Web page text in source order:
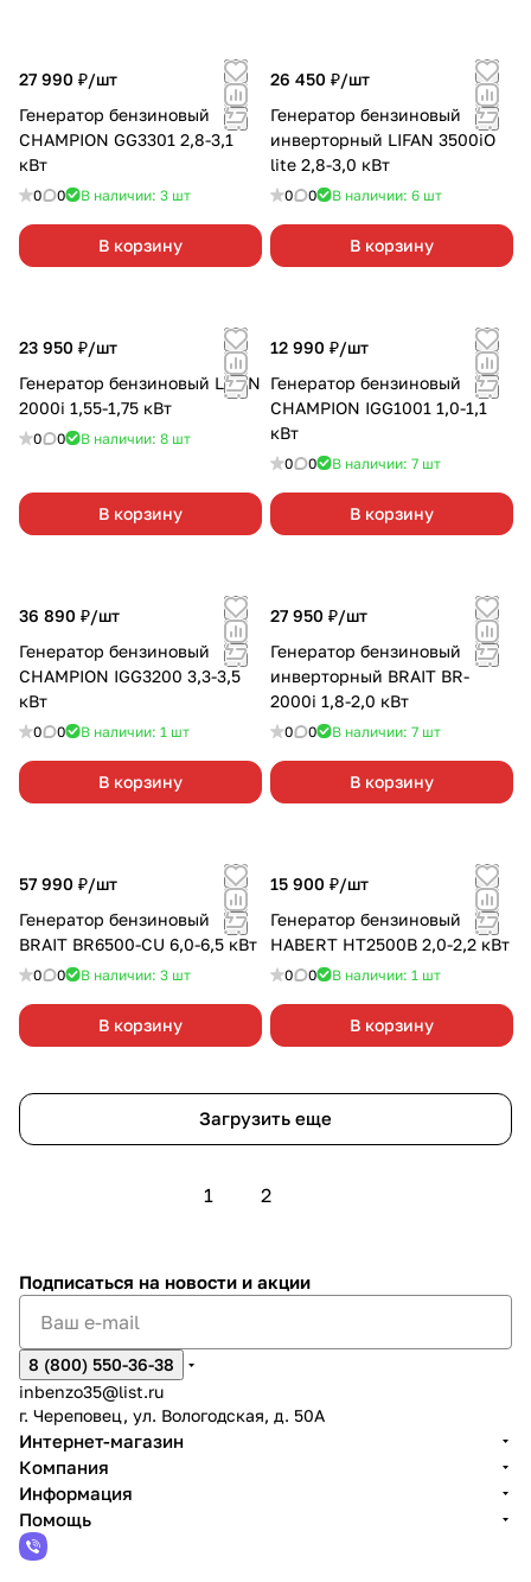
27 990 ₽/шт
Генератор бензиновый
CHAMPION GG3301 2,8-3,1
кВт
0 0 В наличии: 3 шт
В корзину
26 450 ₽/шт
Генератор бензиновый
инверторный LIFAN 3500iO
lite 2,8-3,0 кВт
0 0 В наличии: 6 шт
В корзину
23 950 ₽/шт
Генератор бензиновый LIFAN
2000i 1,55-1,75 кВт
0 0 В наличии: 8 шт
В корзину
12 990 ₽/шт
Генератор бензиновый
CHAMPION IGG1001 1,0-1,1
кВт
0 0 В наличии: 7 шт
В корзину
36 890 ₽/шт
Генератор бензиновый
CHAMPION IGG3200 3,3-3,5
кВт
0 0 В наличии: 1 шт
В корзину
27 950 ₽/шт
Генератор бензиновый
инверторный BRAIT BR-
2000i 1,8-2,0 кВт
0 0 В наличии: 7 шт
В корзину
57 990 ₽/шт
Генератор бензиновый
BRAIT BR6500-CU 6,0-6,5 кВт
0 0 В наличии: 3 шт
В корзину
15 900 ₽/шт
Генератор бензиновый
HABERT HT2500B 2,0-2,2 кВт
0 0 В наличии: 1 шт
В корзину
Загрузить еще
1 2
Подписаться на новости и акции
8 (800) 550-36-38
inbenzo35@list.ru
г. Череповец, ул. Вологодская, д. 50А
Интернет-магазин
Компания
Информация
Помощь